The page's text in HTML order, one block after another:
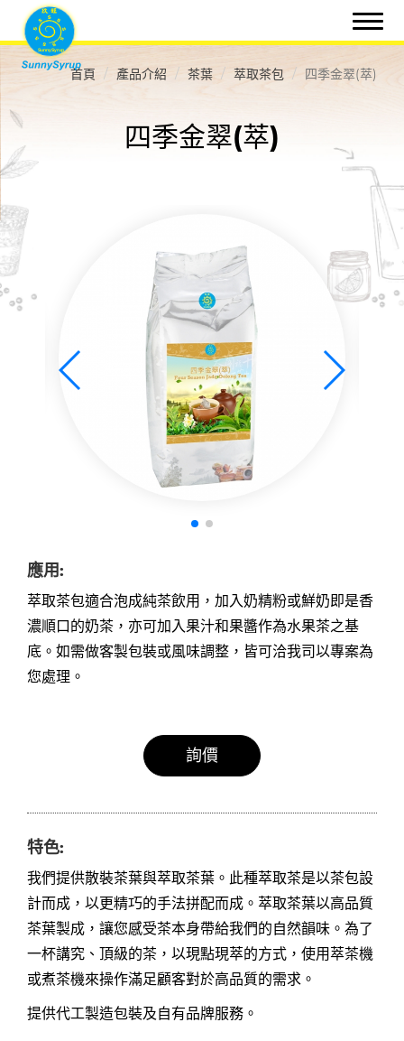
首頁 產品介紹 茶葉 萃取茶包 四季金翠(萃)
四季金翠(萃)
應用:
萃取茶包適合泡成純茶飲用，加入奶精粉或鮮奶即是香
濃順口的奶茶，亦可加入果汁和果醬作為水果茶之基
底。如需做客製包裝或風味調整，皆可洽我司以專案為
您處理。
特色:
我們提供散裝茶葉與萃取茶葉。此種萃取茶是以茶包設
計而成，以更精巧的手法拼配而成。萃取茶葉以高品質
茶葉製成，讓您感受茶本身帶給我們的自然韻味。為了
一杯講究、頂級的茶，以現點現萃的方式，使用萃茶機
或煮茶機來操作滿足顧客對於高品質的需求。
提供代工製造包裝及自有品牌服務。
詢價